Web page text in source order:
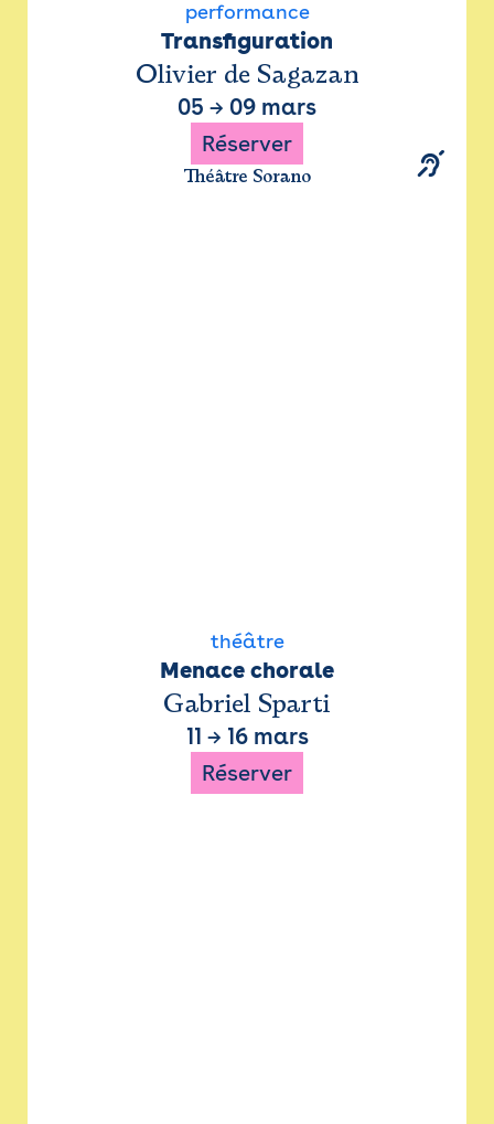
performance
Transfiguration
Olivier de Sagazan
05 → 09 mars
Réserver
Théâtre Sorano
théâtre
Menace chorale
Gabriel Sparti
11 → 16 mars
Réserver